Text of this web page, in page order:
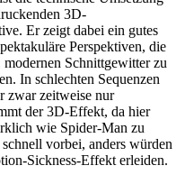
3D-
Er zeigt dabei ein gutes
Perspektiven, die
Schnittgewitter zu
In schlechten Sequenzen
zwar zeitweise nur
der 3D-Effekt, da hier
wie Spider-Man zu
vorbei, anders würden
Sickness-Effekt erleiden.